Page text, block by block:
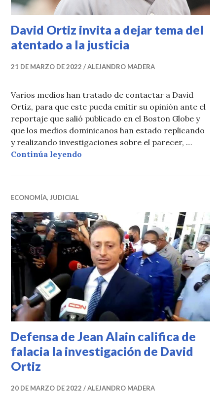
David Ortiz invita a dejar tema del
atentado a la justicia
21 DE MARZO DE 2022 ALEJANDRO MADERA
Varios medios han tratado de contactar a David
Ortiz, para que este pueda emitir su opinión ante el
reportaje que salió publicado en el Boston Globe y
que los medios dominicanos han estado replicando
y realizando investigaciones sobre el parecer, …
Continúa leyendo
ECONOMÍA, JUDICIAL
Defensa de Jean Alain califica de
falacia la investigación de David
Ortiz
20 DE MARZO DE 2022 ALEJANDRO MADERA